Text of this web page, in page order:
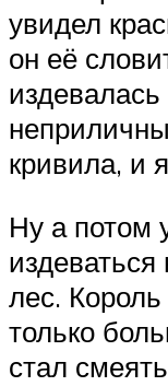
увидел
он её
кривила, и
Ну а потом
лес.
только
стал